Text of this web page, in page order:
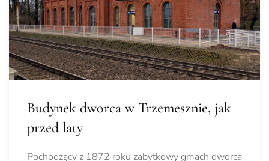
Budynek dworca w Trzemesznie, jak
przed laty
Pochodzący z 1872 roku zabytkowy gmach dworca